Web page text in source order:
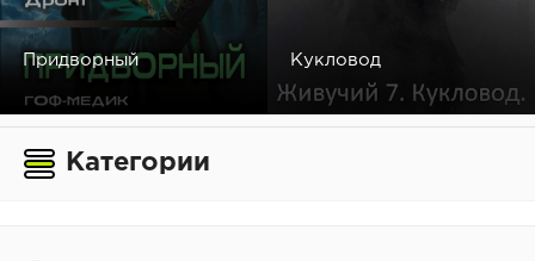
Придворный Кукловод
Категории